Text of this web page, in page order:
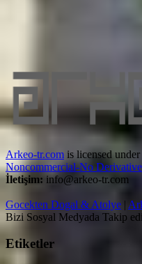
Arkeo-tr.com is licensed under
Noncommercial-No
İletişim: info@arkeo-tr.com
Gocekten Dogal & Atolye |
Bizi Sosyal Medyada Takip
Etiketler